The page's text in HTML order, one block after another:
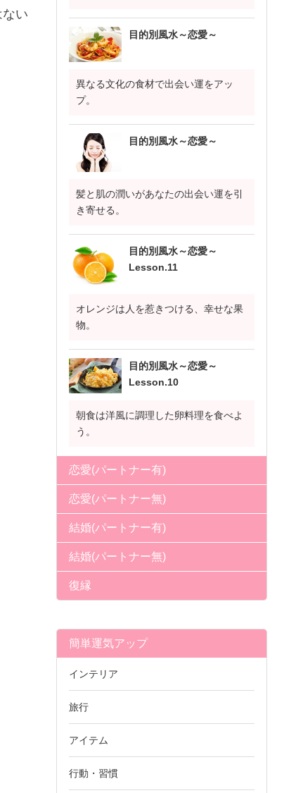
い
目的別風水～恋愛～
異なる文化の食材で出会い運をアッ
プ。
目的別風水～恋愛～
髪と肌の潤いがあなたの出会い運を引
き寄せる。
目的別風水～恋愛～
Lesson.11
オレンジは人を惹きつける、幸せな果
物。
目的別風水～恋愛～
Lesson.10
朝食は洋風に調理した卵料理を食べよ
う。
恋愛(パートナー有)
恋愛(パートナー無)
結婚(パートナー有)
結婚(パートナー無)
復縁
簡単運気アップ
インテリア
旅行
アイテム
行動・習慣